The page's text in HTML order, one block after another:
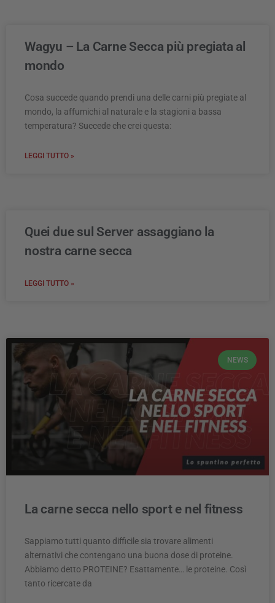
Wagyu – La Carne Secca più pregiata al
mondo
Cosa succede quando prendi una delle carni più pregiate al
mondo, la affumichi al naturale e la stagioni a bassa
temperatura? Succede che crei questa:
LEGGI TUTTO »
Quei due sul Server assaggiano la
nostra carne secca
LEGGI TUTTO »
NEWS
La carne secca nello sport e nel fitness
Sappiamo tutti quanto difficile sia trovare alimenti
alternativi che contengano una buona dose di proteine.
Abbiamo detto PROTEINE? Esattamente… le proteine. Così
tanto ricercate da